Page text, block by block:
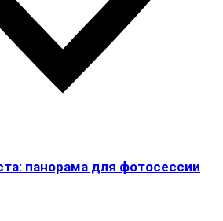
панорама для фотосессии